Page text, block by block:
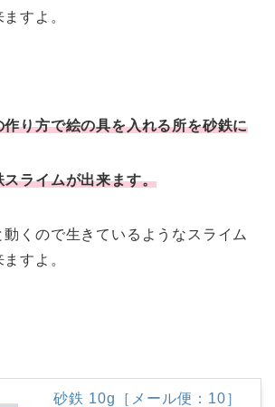
すよ。
り方で絵の具を入れる所を砂鉄に
ライムが出来ます。
くので生きているようなスライム
すよ。
砂鉄 10g［メール便：10］